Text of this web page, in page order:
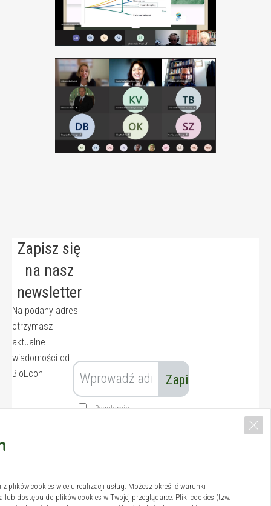
Zapisz się
na nasz
newsletter
Na podany adres
otrzymasz
aktualne
wiadomości od
BioEcon
Regulamin
plików cookies w celu realizacji usług. Możesz określić warunki
lub dostępu do plików cookies w Twojej przeglądarce. Pliki cookies (tzw.